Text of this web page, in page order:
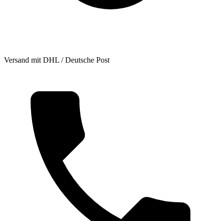
Versand mit DHL / Deutsche Post